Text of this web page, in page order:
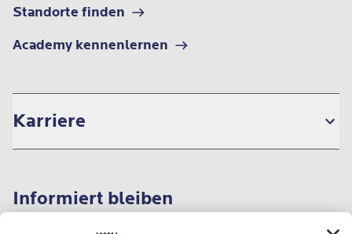
Standorte finden
Academy kennenlernen
Karriere
Informiert bleiben